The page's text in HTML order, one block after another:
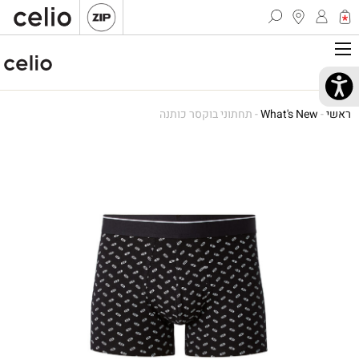
ראשי-
What's New
-תחתוני בוקסר כותנה